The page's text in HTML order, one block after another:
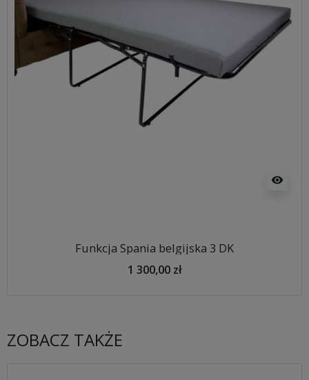
visibility
Funkcja Spania belgijska 3 DK
1 300,00 zł
ZOBACZ TAKŻE